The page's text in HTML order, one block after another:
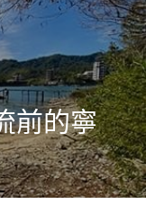
前的寧